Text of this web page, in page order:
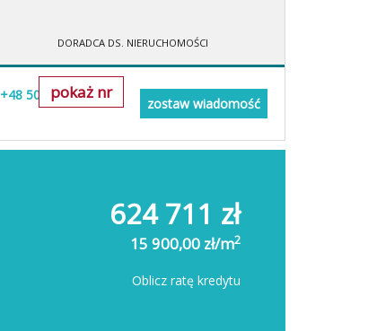
DORADCA DS. NIERUCHOMOŚCI
pokaż nr
+48 505-236-943
zostaw wiadomość
624 711 zł
15 900,00 zł/m2
Oblicz ratę kredytu